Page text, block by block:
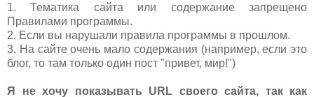
1. Тематика сайта или содержание запрещено
Правилами программы.
2. Если вы нарушали правила программы в прошлом.
3. На сайте очень мало содержания (например, если это
блог, то там только один пост "привет, мир!")
Я не хочу показывать URL своего сайта, так как